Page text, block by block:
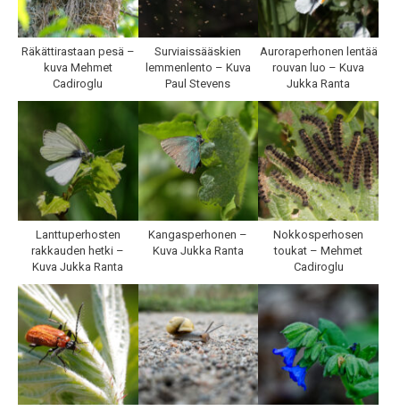
Räkättirastaan pesä –
kuva Mehmet
Cadiroglu
Surviaissääskien
lemmenlento – Kuva
Paul Stevens
Auroraperhonen lentää
rouvan luo – Kuva
Jukka Ranta
Lanttuperhosten
rakkauden hetki –
Kuva Jukka Ranta
Kangasperhonen –
Kuva Jukka Ranta
Nokkosperhosen
toukat – Mehmet
Cadiroglu